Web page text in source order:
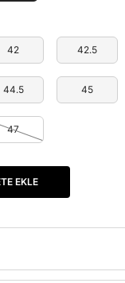
42 42.5
44.5 45
47
EKLE